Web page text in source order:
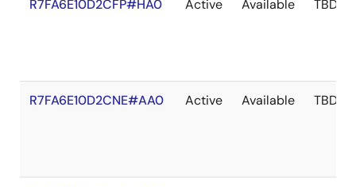
R7FA6E10D2CFP#HA0 Active Available TBD
R7FA6E10D2CNE#AA0 Active Available TBD